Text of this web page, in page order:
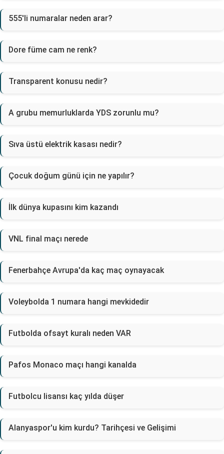
555'li numaralar neden arar?
Dore füme cam ne renk?
Transparent konusu nedir?
A grubu memurluklarda YDS zorunlu mu?
Sıva üstü elektrik kasası nedir?
Çocuk doğum günü için ne yapılır?
İlk dünya kupasını kim kazandı
VNL final maçı nerede
Fenerbahçe Avrupa'da kaç maç oynayacak
Voleybolda 1 numara hangi mevkidedir
Futbolda ofsayt kuralı neden VAR
Pafos Monaco maçı hangi kanalda
Futbolcu lisansı kaç yılda düşer
Alanyaspor'u kim kurdu? Tarihçesi ve Gelişimi